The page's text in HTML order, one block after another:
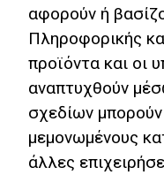
Δεκαετία
Προτείνετε
την ιδέα
σας
Σελίδα
Αναζήτησης
αφορούν ή
Πληροφορικής
προϊόντα και οι
αναπτυχθούν
σχεδίων
μεμονωμένους
άλλες